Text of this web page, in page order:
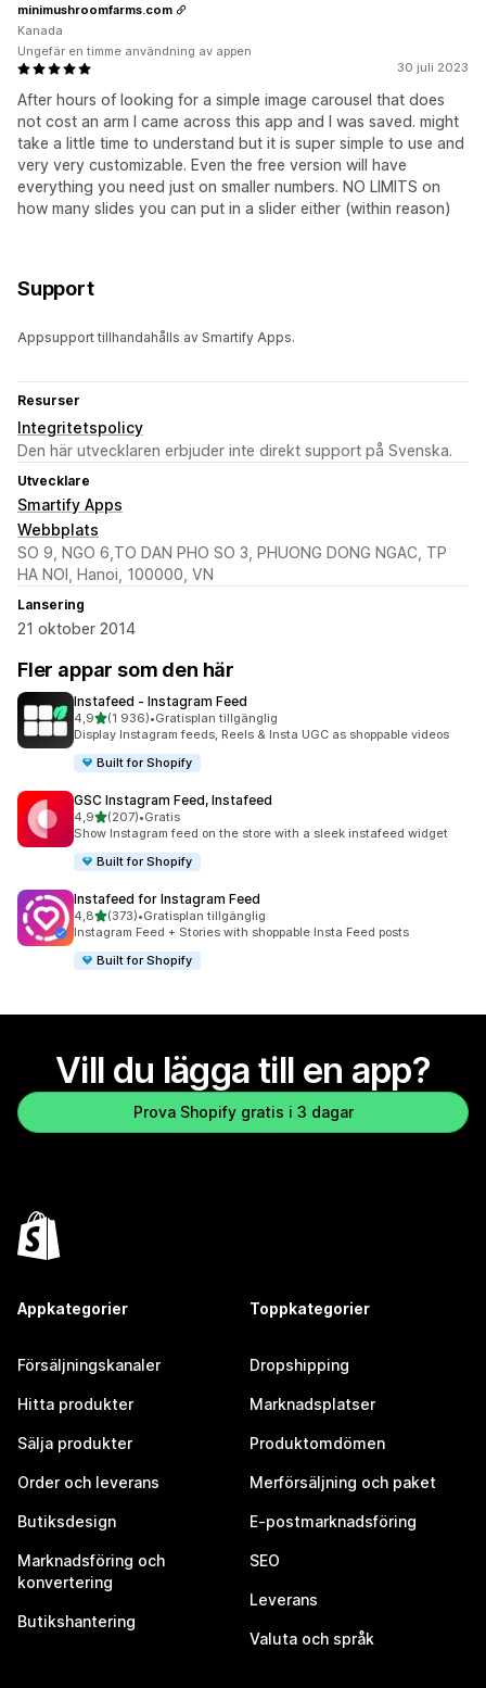
30 juli 2023
After hours of looking for a simple image carousel that does
not cost an arm I came across this app and I was saved. might
take a little time to understand but it is super simple to use and
very very customizable. Even the free version will have
everything you need just on smaller numbers. NO LIMITS on
how many slides you can put in a slider either (within reason)
minimushroomfarms.com
Kanada
Ungefär en timme användning av appen
Support
Appsupport tillhandahålls av Smartify Apps.
Resurser
Integritetspolicy
Den här utvecklaren erbjuder inte direkt support på Svenska.
Utvecklare
Smartify Apps
Webbplats
SO 9, NGO 6,TO DAN PHO SO 3, PHUONG DONG NGAC, TP
HA NOI, Hanoi, 100000, VN
Lansering
21 oktober 2014
Fler appar som den här
Instafeed ‑ Instagram Feed
4,9av 5 stjärnor
(1 936)
1936 recensioner totalt
•Gratisplan tillgänglig
Display Instagram feeds, Reels & Insta UGC as shoppable videos
Built for Shopify
GSC Instagram Feed, Instafeed
4,9av 5 stjärnor
(207)
207 recensioner totalt
•Gratis
Show Instagram feed on the store with a sleek instafeed widget
Built for Shopify
Instafeed for Instagram Feed
4,8av 5 stjärnor
(373)
373 recensioner totalt
•Gratisplan tillgänglig
Instagram Feed + Stories with shoppable Insta Feed posts
Built for Shopify
Vill du lägga till en app?
Prova Shopify gratis i 3 dagar
Appkategorier
Försäljningskanaler
Hitta produkter
Sälja produkter
Order och leverans
Butiksdesign
Marknadsföring och
konvertering
Butikshantering
Toppkategorier
Dropshipping
Marknadsplatser
Produktomdömen
Merförsäljning och paket
E-postmarknadsföring
SEO
Leverans
Valuta och språk